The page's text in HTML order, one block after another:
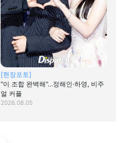
[현장포토]
"이 조합 완벽해"…정해인·하영, 비주
얼 커플
2026.08.05